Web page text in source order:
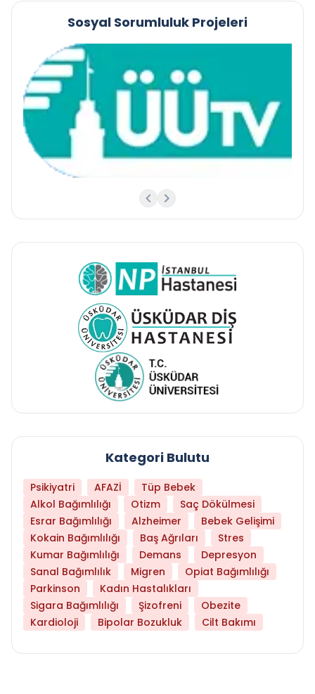
Sosyal Sorumluluk Projeleri
Kategori Bulutu
Psikiyatri AFAZİ
Tüp Bebek
Alkol Bağımlılığı
Otizm
Saç Dökülmesi
Esrar Bağımlılığı
Alzheimer
Bebek Gelişimi
Kokain Bağımlılığı
Baş Ağrıları
Stres
Kumar Bağımlılığı
Demans
Depresyon
Sanal Bağımlılık
Migren
Opiat Bağımlılığı
Parkinson
Kadın Hastalıkları
Sigara Bağımlılığı
Şizofreni
Obezite
Kardioloji
Bipolar Bozukluk Cilt Bakımı